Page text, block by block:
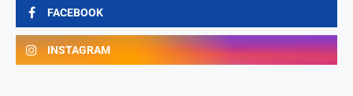
FACEBOOK
INSTAGRAM